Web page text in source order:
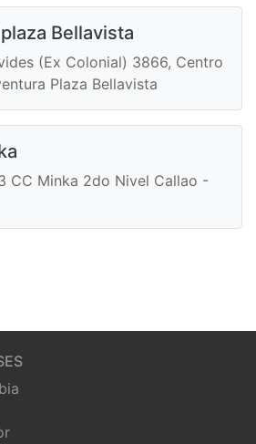
Bellavista
(Ex Colonial) 3866, Centro
Plaza Bellavista
CC Minka 2do Nivel Callao -